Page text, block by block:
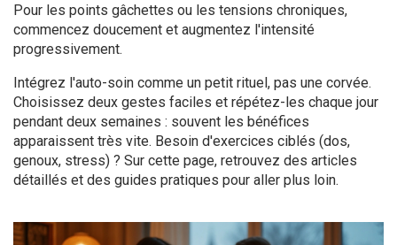
Pour les points gâchettes ou les tensions chroniques,
commencez doucement et augmentez l'intensité
progressivement.
Intégrez l'auto-soin comme un petit rituel, pas une corvée.
Choisissez deux gestes faciles et répétez-les chaque jour
pendant deux semaines : souvent les bénéfices
apparaissent très vite. Besoin d'exercices ciblés (dos,
genoux, stress) ? Sur cette page, retrouvez des articles
détaillés et des guides pratiques pour aller plus loin.